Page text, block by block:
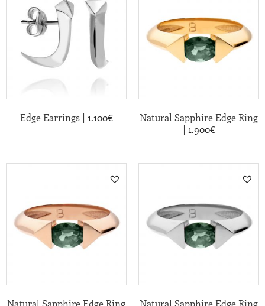
Edge Earrings | 1.100€ Natural Sapphire Edge Ring
| 1.900€
Natural Sapphire Edge Ring Natural Sapphire Edge Ring